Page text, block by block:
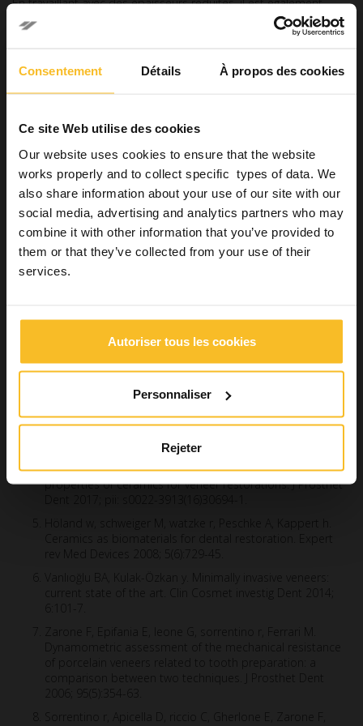
Consentement Détails À propos des cookies
Ce site Web utilise des cookies
Our website uses cookies to ensure that the website
works properly and to collect specific types of data. We
also share information about your use of our site with our
social media, advertising and analytics partners who may
combine it with other information that you’ve provided to
them or that they’ve collected from your use of their
services.
Autoriser tous les cookies
Personnaliser
Rejeter
difficile de masquer des dichromatismes importants.
la dent, qui risque de ne pas être précis et de compromettre le
résultat esthétique, ainsi que le pronostic de la restauration elle-
Conclusions
À ce jour, il n’existe aucune preuve scientifique importante sur ce
type de restauration mini-invasive.
Cependant, il faut toujours tenir compte des difficultés cliniques,
de la complexité de la réalisation et des limites imposées au
clinicien par les matériaux eux-mêmes.
Bibliographie
Sorrentino, R. (2018). No-preparation ceramic veneers: a
systematic review.Journal of Osseointegration
Zarone F, russo s, sorrentino r. From porcelain-fused-to-
metal to zirconia: clinical and experimental
considerations. Dent Mater 2011; 27(1):83-96.
Zarone F, Ferrari M, Mangano FG, leone r, sorrentino r.
Digitally oriented materials: focus on lithium disilicate
ceramics. int J Dent 2016; 2:9840594.
Skyllouriotis Al, yamamoto hl, Nathanson D. Masking
properties of ceramics for veneer restorations. J Prosthet
rev Med Devices 2008; 5(6):729-45.
Vanlıoğlu BA, Kulak-Özkan y. Minimally invasive veneers:
current state of the art. Clin Cosmet investig Dent 2014;
Zarone F, Epifania E, leone G, sorrentino r, Ferrari M.
Dynamometric assessment of the mechanical resistance
of porcelain veneers related to tooth preparation: a
comparison between two techniques. J Prosthet Dent
2006; 95(5):354-63.
Sorrentino r, Apicella D, riccio C, Gherlone E, Zarone F,